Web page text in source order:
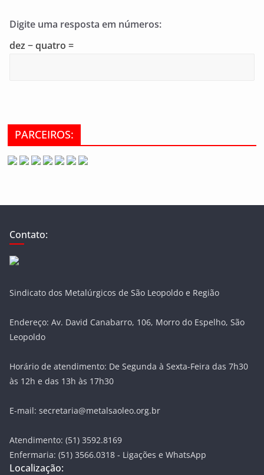
Digite uma resposta em números:
dez − quatro =
PARCEIROS:
Contato:
Sindicato dos Metalúrgicos de São Leopoldo e Região
Endereço: Av. David Canabarro, 106, Morro do Espelho, São
Leopoldo
Horário de atendimento: De Segunda à Sexta-Feira das 7h30
às 12h e das 13h às 17h30
E-mail: secretaria@metalsaoleo.org.br
Atendimento: (51) 3592.8169
Enfermaria: (51) 3566.0318 - Ligações e WhatsApp
Localização: